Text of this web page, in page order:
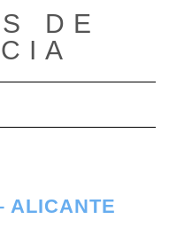
DE
modo de navegación
ALICANTE